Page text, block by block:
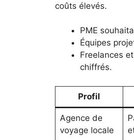
coûts élevés.
PME
Équipes
Freelances
chiffrés.
Profil
Agence de
voyage locale